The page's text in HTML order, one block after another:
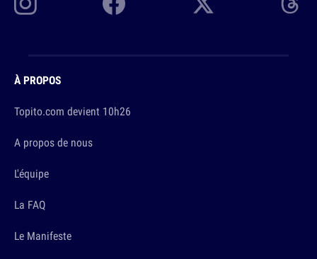
À PROPOS
Topito.com devient 10h26
A propos de nous
L'équipe
La FAQ
Le Manifeste